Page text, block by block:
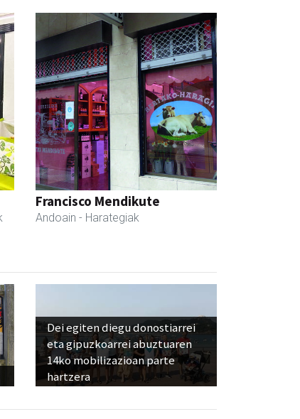
Francisco Mendikute
Andoain - Harategiak
Dei egiten diegu donostiarrei
eta gipuzkoarrei abuztuaren
14ko mobilizazioan parte
hartzera